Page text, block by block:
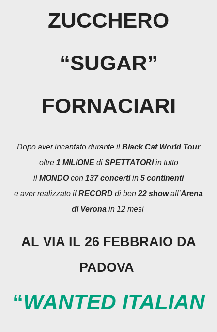
ZUCCHERO
“SUGAR”
FORNACIARI
Dopo aver incantato durante il Black Cat World Tour
oltre 1 MILIONEdi SPETTATORIin tutto
il MONDOcon 137 concertiin 5 continenti
e aver realizzato il RECORD di ben 22 showall’Arena
di Verona in 12 mesi
AL VIA IL 26 FEBBRAIO DA
PADOVA
“WANTED ITALIAN